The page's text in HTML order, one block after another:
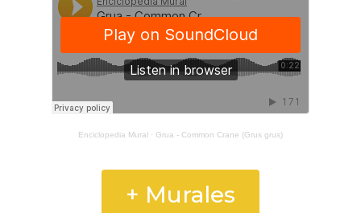
Enciclopedia Mural · Grua - Common Crane (Grus grus)
+ Murales